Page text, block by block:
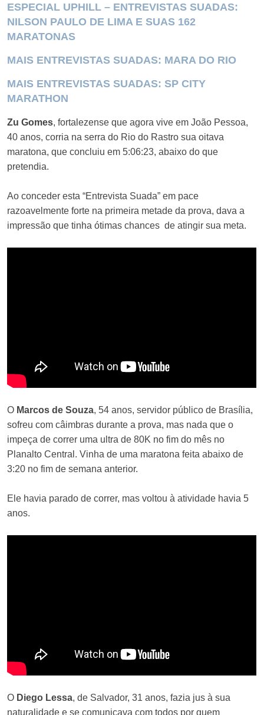
ESPECIAL UPHILL – ENTREVISTAS SUADAS:
NILSON PAULO DE LIMA E SUAS 162
MARATONAS
MAIS ENTREVISTAS SUADAS: MARA DO RIO
MAIS ENTREVISTAS SUADAS: SP CITY
MARATHON
Zu Gomes, fortalezense que agora vive em João Pessoa,
40 anos, corria na serra do Rio do Rastro sua oitava
maratona, que concluiu em 5:06:23, abaixo do que
pretendia.
Ao conceder esta “Entrevista Suada” em pace
razoavelmente forte na primeira metade da prova, dava a
impressão que tinha ótimas chances de atingir sua meta.
O Marcos de Souza, 54 anos, servidor público de Brasília,
sofreu com câimbras durante a prova, mas nada que o
impeça de correr uma ultra de 80K no fim do mês no
Planalto Central. Vinha de uma maratona feita abaixo de
3:20 no fim de semana anterior.
Ele havia parado de correr, mas voltou à atividade havia 5
anos.
O Diego Lessa, de Salvador, 31 anos, fazia jus à sua
naturalidade e se comunicava com todos por quem